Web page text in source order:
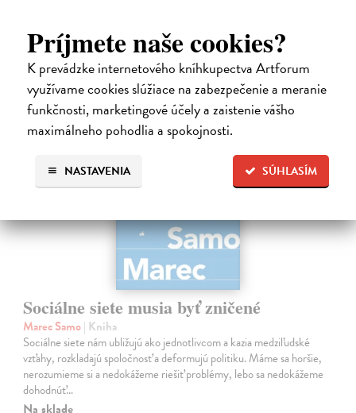
Príjmete naše cookies?
K prevádzke internetového kníhkupectva Artforum
využívame cookies slúžiace na zabezpečenie a meranie
funkčnosti, marketingové účely a zaistenie vášho
maximálneho pohodlia a spokojnosti.
SÚHLASÍM
NASTAVENIA
22,05 €
24,50 € ?
na sklade
Sociálne siete musia byť zničené
Marec Samo| Kniha
Sociálne siete nám ubližujú ako jednotlivcom a kazia medziľudské
vzťahy, rozkladajú spoločnosť a deformujú politiku. Máme sa horšie,
nerozumieme si a nedokážeme riešiť problémy, lebo sa nedokážeme
dohodnúť…
Na sklade